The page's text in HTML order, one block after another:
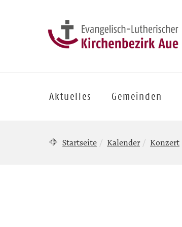
Aktuelles Gemeinden
Startseite Kalender Konzert